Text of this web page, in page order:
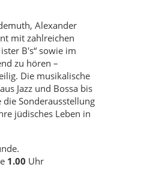
Alexander
mit zahlreichen
B's“ sowie im
zu hören –
Die musikalische
Jazz und Bossa bis
Sonderausstellung
jüdisches Leben in
1.00 Uhr